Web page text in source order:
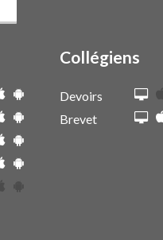
Collégiens
Devoirs
Brevet